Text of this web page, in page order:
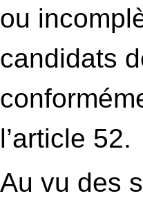
ou
candidats
l’article 52.
Au vu des